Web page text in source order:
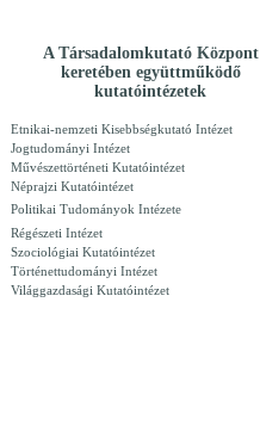
A Társadalomkutató Központ
keretében együttműködő
kutatóintézetek
Etnikai-nemzeti Kisebbségkutató Intézet
Jogtudományi Intézet
Művészettörténeti Kutatóintézet
Néprajzi Kutatóintézet
Politikai Tudományok Intézete
Régészeti Intézet
Szociológiai Kutatóintézet
Történettudományi Intézet
Világgazdasági Kutatóintézet